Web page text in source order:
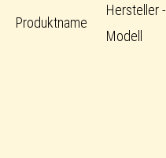
Produktname
Hersteller -
Modell